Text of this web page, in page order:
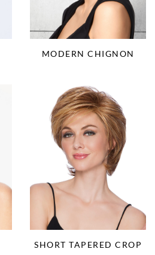
MODERN CHIGNON
SHORT TAPERED CROP